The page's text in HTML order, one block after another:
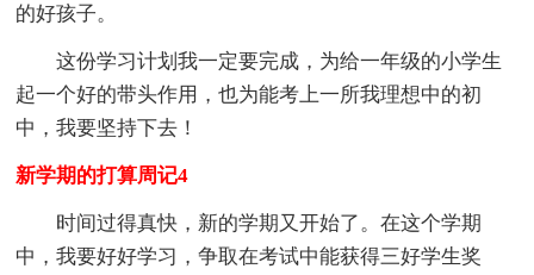
的好孩子。
这份学习计划我一定要完成，为给一年级的小学生
起一个好的带头作用，也为能考上一所我理想中的初
中，我要坚持下去！
新学期的打算周记4
时间过得真快，新的学期又开始了。在这个学期
中，我要好好学习，争取在考试中能获得三好学生奖